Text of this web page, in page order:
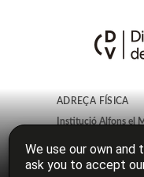
ADREÇA FÍSICA
Institució Alfons el
46003
València
España
We use our own
ask you to accept